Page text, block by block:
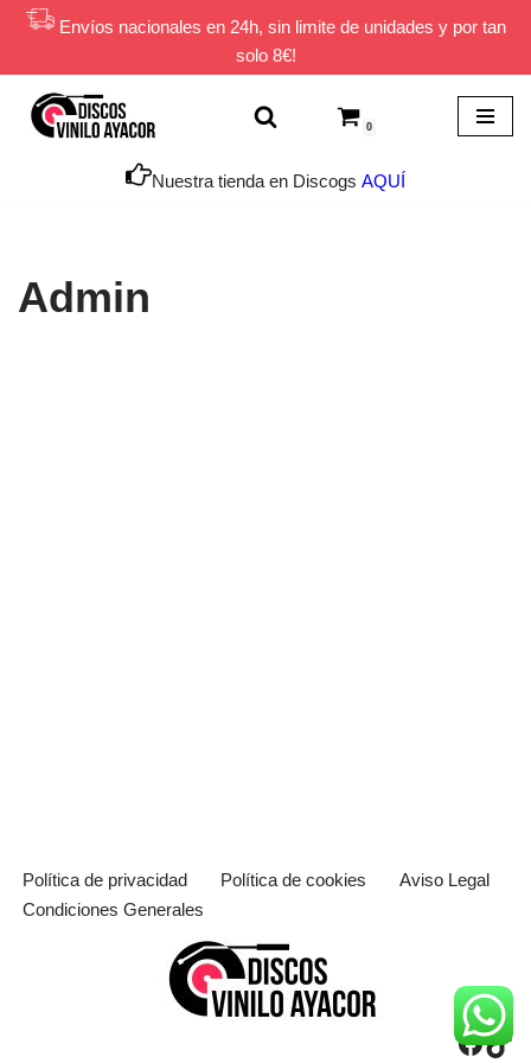
contenido
Envíos nacionales en 24h, sin limite de unidades y por tan
solo 8€!
0
Nuestra tienda en Discogs AQUÍ
Admin
Política de privacidad Política de cookies
Aviso Legal
Condiciones Generales